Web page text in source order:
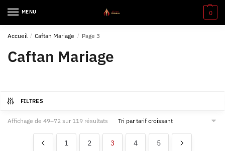
MENU 0
Accueil / Caftan Mariage / Page 3
Caftan Mariage
FILTRES
Affichage de 49–72 sur 119 résultats
1 2 3 4 5